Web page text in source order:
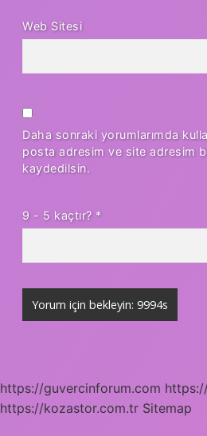
Web Sitesi
Daha sonraki yorumlarımda
posta adresim ve site adresim
kaydedilsin.
9 - 5 kaçtır? *
https://guvercinforum.com
https://kozastor.com.tr Sitemap